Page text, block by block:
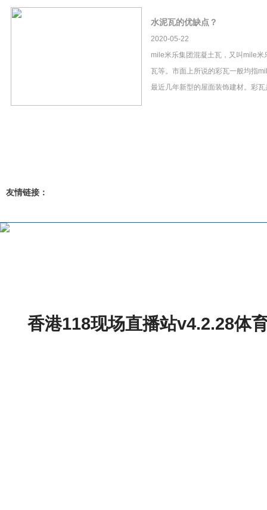
水泥瓦的优缺点？
2020-05-22
mile米乐集团混凝土瓦，又叫mile米
瓦等。市面上所说的彩瓦一般均指
最近几年新型的屋面装饰建材。彩
友情链接：
香港118现场直播站v4.2.28体